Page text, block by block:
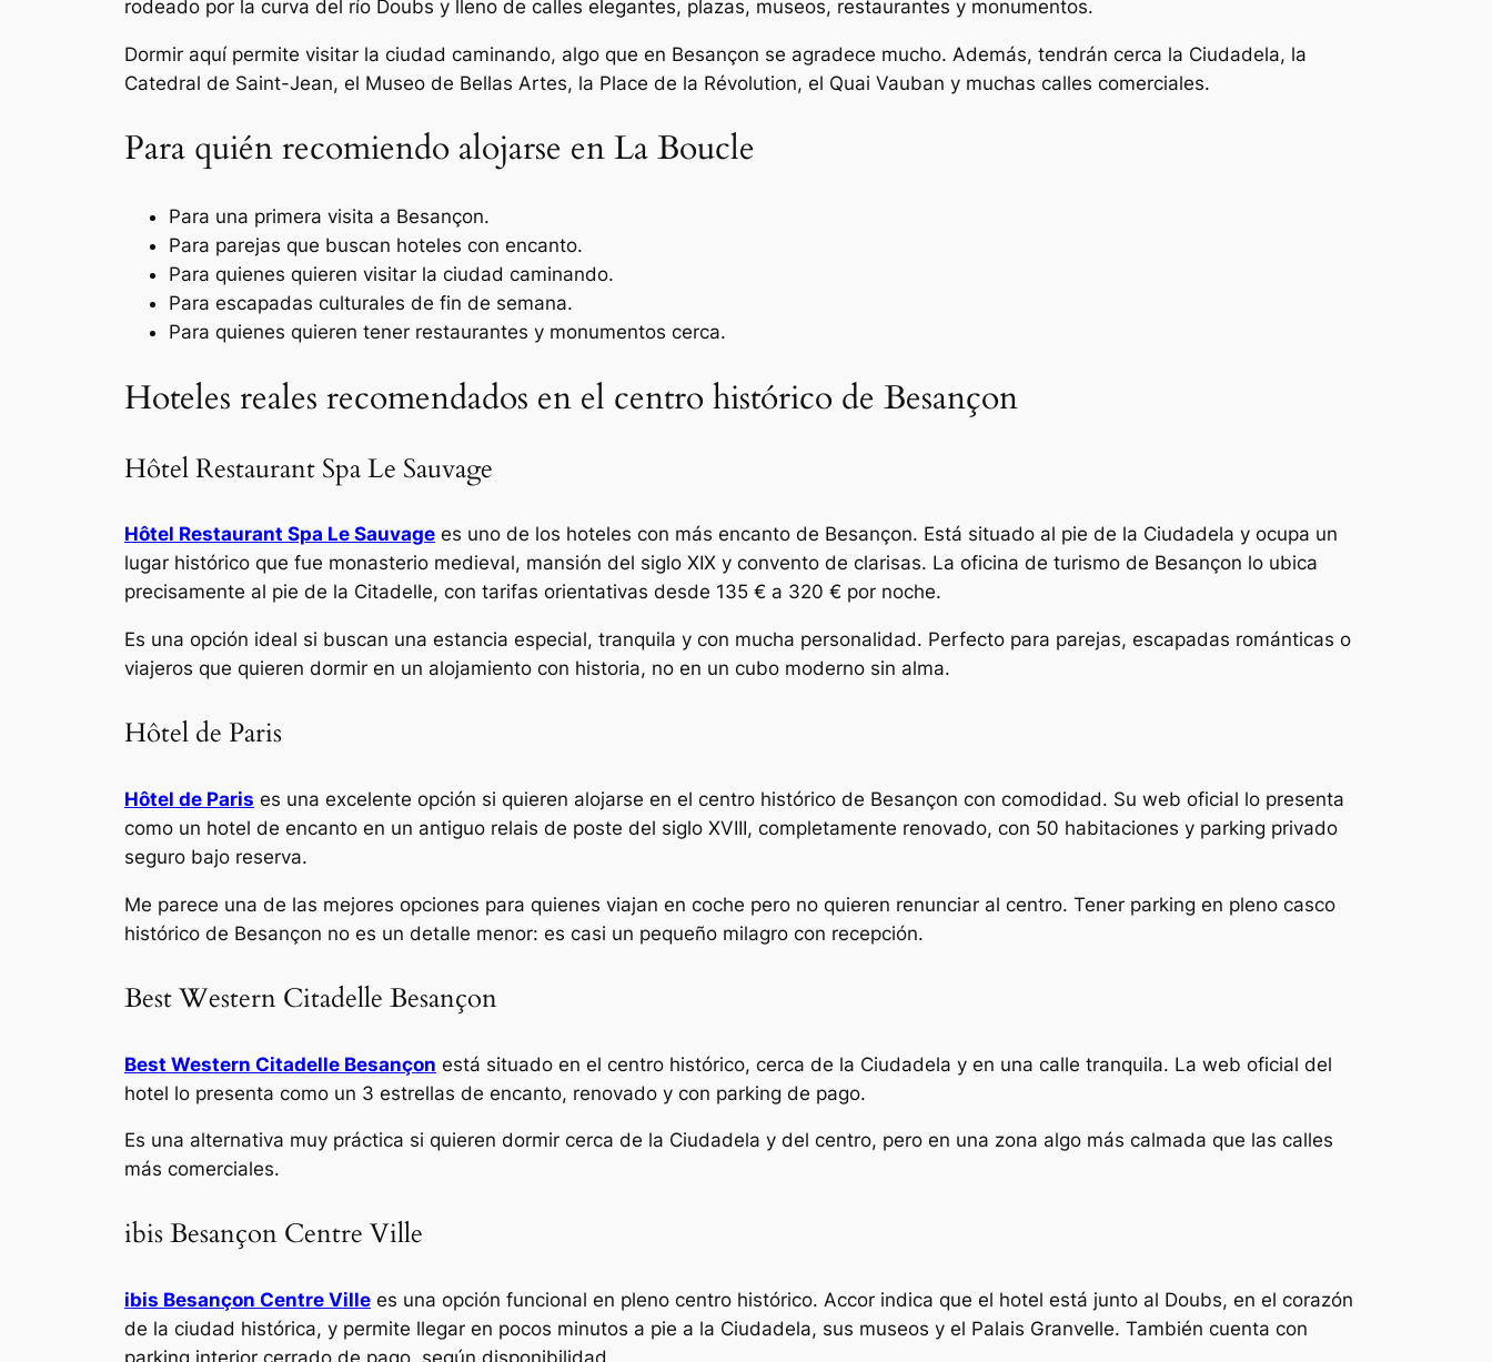
rodeado por la curva del río Doubs y lleno de calles elegantes, plazas, museos, restaurantes y monumentos.
Dormir aquí permite visitar la ciudad caminando, algo que en Besançon se agradece mucho. Además, tendrán cerca la Ciudadela, la
Catedral de Saint-Jean, el Museo de Bellas Artes, la Place de la Révolution, el Quai Vauban y muchas calles comerciales.
Para quién recomiendo alojarse en La Boucle
Para una primera visita a Besançon.
Para parejas que buscan hoteles con encanto.
Para quienes quieren visitar la ciudad caminando.
Para escapadas culturales de fin de semana.
Para quienes quieren tener restaurantes y monumentos cerca.
Hoteles reales recomendados en el centro histórico de Besançon
Hôtel Restaurant Spa Le Sauvage
Hôtel Restaurant Spa Le Sauvage es uno de los hoteles con más encanto de Besançon. Está situado al pie de la Ciudadela y ocupa un
lugar histórico que fue monasterio medieval, mansión del siglo XIX y convento de clarisas. La oficina de turismo de Besançon lo ubica
precisamente al pie de la Citadelle, con tarifas orientativas desde 135 € a 320 € por noche.
Es una opción ideal si buscan una estancia especial, tranquila y con mucha personalidad. Perfecto para parejas, escapadas románticas o
viajeros que quieren dormir en un alojamiento con historia, no en un cubo moderno sin alma.
Hôtel de Paris
Hôtel de Paris es una excelente opción si quieren alojarse en el centro histórico de Besançon con comodidad. Su web oficial lo presenta
como un hotel de encanto en un antiguo relais de poste del siglo XVIII, completamente renovado, con 50 habitaciones y parking privado
seguro bajo reserva.
Me parece una de las mejores opciones para quienes viajan en coche pero no quieren renunciar al centro. Tener parking en pleno casco
histórico de Besançon no es un detalle menor: es casi un pequeño milagro con recepción.
Best Western Citadelle Besançon
Best Western Citadelle Besançon está situado en el centro histórico, cerca de la Ciudadela y en una calle tranquila. La web oficial del
hotel lo presenta como un 3 estrellas de encanto, renovado y con parking de pago.
Es una alternativa muy práctica si quieren dormir cerca de la Ciudadela y del centro, pero en una zona algo más calmada que las calles
más comerciales.
ibis Besançon Centre Ville
ibis Besançon Centre Ville es una opción funcional en pleno centro histórico. Accor indica que el hotel está junto al Doubs, en el corazón
de la ciudad histórica, y permite llegar en pocos minutos a pie a la Ciudadela, sus museos y el Palais Granvelle. También cuenta con